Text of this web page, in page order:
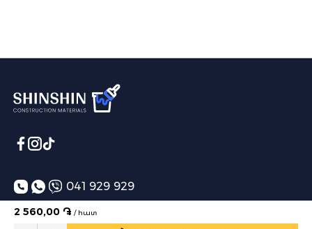
2 560,00 ֏ / հատ
041 929 929
info@shinshin.am